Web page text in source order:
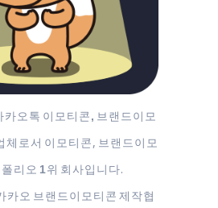
카오톡 이모티콘, 브랜드이모
체로서 이모티콘, 브랜드이모
리오 1위 회사입니다.
카오 브랜드이모티콘 제작협